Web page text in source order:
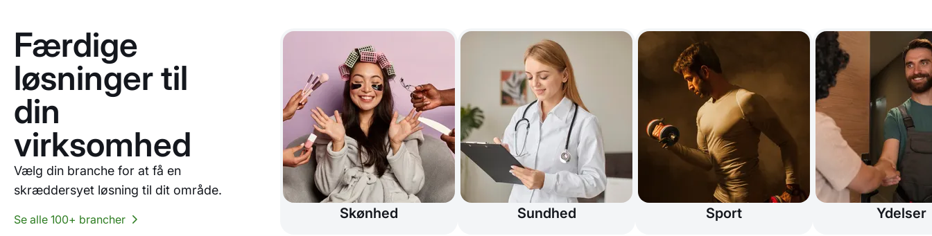
Færdige
løsninger til
din
virksomhed
Vælg din branche for at få en
skræddersyet løsning til dit område.
Se alle 100+ brancher Skønhed Sundhed Sport Ydelser